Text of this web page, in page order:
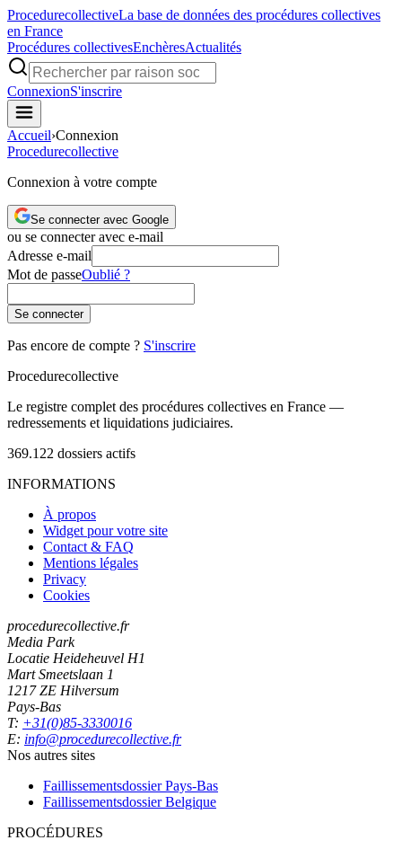
ProcedurecollectiveLa base de données des procédures collectives
en France
Procédures collectivesEnchèresActualités
ConnexionS'inscrire
Accueil›Connexion
Procedurecollective
Connexion à votre compte
Se connecter avec Google
ou se connecter avec e-mail
Adresse e-mail
Mot de passeOublié ?
Se connecter
Pas encore de compte ? S'inscrire
Procedurecollective
Le registre complet des procédures collectives en France —
redressements et liquidations judiciaires.
369.122 dossiers actifs
INFORMATIONS
À propos
Widget pour votre site
Contact & FAQ
Mentions légales
Privacy
Cookies
procedurecollective.fr
Media Park
Locatie Heideheuvel H1
Mart Smeetslaan 1
1217 ZE Hilversum
Pays-Bas
T: +31(0)85-3330016
E: info@procedurecollective.fr
Nos autres sites
Faillissementsdossier Pays-Bas
Faillissementsdossier Belgique
PROCÉDURES